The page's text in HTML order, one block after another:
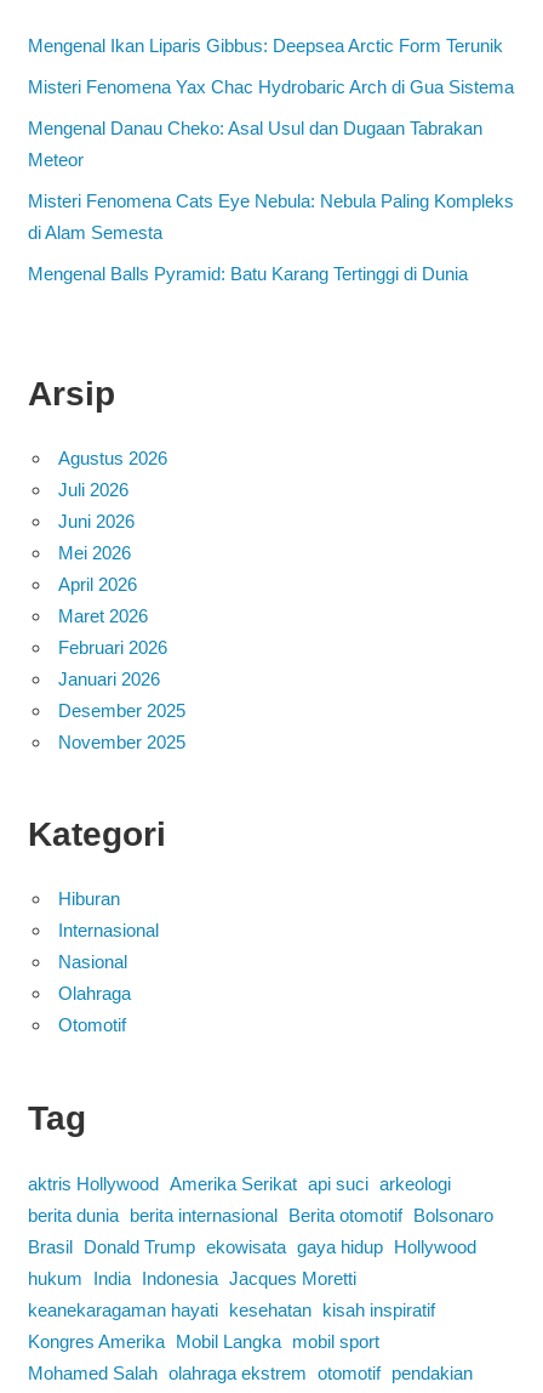
Mengenal Ikan Liparis Gibbus: Deepsea Arctic Form Terunik
Misteri Fenomena Yax Chac Hydrobaric Arch di Gua Sistema
Mengenal Danau Cheko: Asal Usul dan Dugaan Tabrakan
Meteor
Misteri Fenomena Cats Eye Nebula: Nebula Paling Kompleks
di Alam Semesta
Mengenal Balls Pyramid: Batu Karang Tertinggi di Dunia
Arsip
Agustus 2026
Juli 2026
Juni 2026
Mei 2026
April 2026
Maret 2026
Februari 2026
Januari 2026
Desember 2025
November 2025
Kategori
Hiburan
Internasional
Nasional
Olahraga
Otomotif
Tag
aktris Hollywood Amerika Serikat api suci arkeologi
berita dunia
berita internasional Berita otomotif
Bolsonaro
Brasil
Donald Trump ekowisata gaya hidup
Hollywood
hukum
India Indonesia Jacques Moretti
keanekaragaman hayati
kesehatan
kisah inspiratif
Kongres Amerika
Mobil Langka
mobil sport
Mohamed Salah olahraga ekstrem otomotif pendakian